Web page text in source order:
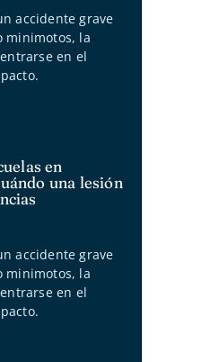
accidente grave
minimotos, la
en el
en
una lesión
accidente grave
minimotos, la
en el